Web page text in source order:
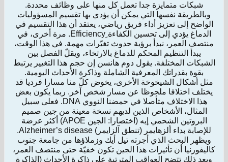
شبكات متمايزة جدا تعمل كل منها على وظائف محددة.
وبالطريقة نفسها التي يمكن أن يؤدي بها تقسيم المسؤوليات
الواضح إلى تعزيز أداء فريق رياضي، يعتقد أن هذا التقسيم في
الدماغ يؤدي إلى تحسين الكفاءة ِEfficiency. مرة أخرى، في
منتصف العمر، نبدأ برؤية حدوث تغيّرات مهمة. في هذا الوقت،
يبدأ التنظيم المحكم للدماغ بالارتخاء، ويقلّ الفصل بين
الشبكات المختلفة. يقول دوم هانسن إن حجم هذا التغيير يرتبط
بقوة بقدراتك المعرفية الشاملة وذاكرة الأحداث اليومية.
مثل أشكال الشيخوخة الأخرى، يخوض كلّ منا مسارا فرديا قد
يختلف اختلافا ملحوظا عن مسار شخص آخر. ربما يكون بعض
هذا الاختلاف متأصلا في حمضنا النووي DNA. فعلى سبيل
المثال، الأشخاص الذين لديهم نسخة معينة من جين صميم
البروتين الشحمي إيه (اختصارا: الجين APOE) أكثر عرضة
للإصابة بداء ألزهايمر (تنطق آلزايمر) Alzheimer’s disease.
ويظهر البحث الذي أجرته تيل أيك وزملاؤها من جامعة جنوب
كاليفورنيا أن تأثيرات هذا الجين تكون خفيّة حتى منتصف العمر،
وبعد ذلك تتضح العواقب المترتبة على ذاكرة الأحداث (الذاكرة